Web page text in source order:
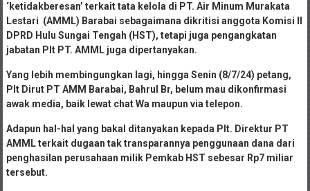
‘ketidakberesan’ terkait tata kelola di PT. Air Minum Murakata
Lestari (AMML) Barabai sebagaimana dikritisi anggota Komisi ll
DPRD Hulu Sungai Tengah (HST), tetapi juga pengangkatan
jabatan Plt PT. AMML juga dipertanyakan.
Yang lebih membingungkan lagi, hingga Senin (8/7/24) petang,
Plt Dirut PT AMM Barabai, Bahrul Br, belum mau dikonfirmasi
awak media, baik lewat chat Wa maupun via telepon.
Adapun hal-hal yang bakal ditanyakan kepada Plt. Direktur PT
AMML terkait dugaan tak transparannya penggunaan dana dari
penghasilan perusahaan milik Pemkab HST sebesar Rp7 miliar
tersebut.